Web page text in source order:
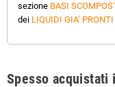
sezione BASI
dei LIQUIDI GIA’ PRONTI
Spesso acquistati